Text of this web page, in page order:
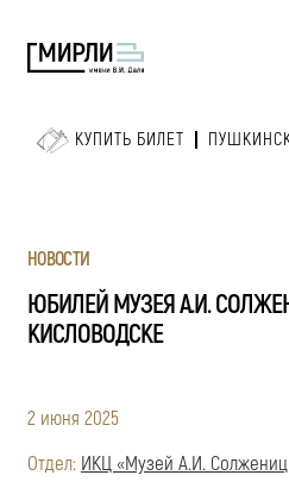
КУПИТЬ БИЛЕТ
НОВОСТИ
ЮБИЛЕЙ МУЗЕЯ А.И.
КИСЛОВОДСКЕ
2 июня 2025
Отдел: ИКЦ «Музей А.И.